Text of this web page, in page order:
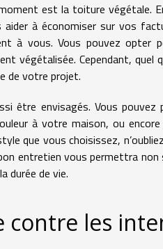
est la toiture végétale.
à économiser sur vos
à vous. Vous pouvez opter
végétalisée. Cependant,
de votre projet.
être envisagés. Vous
à votre maison, ou
que vous choisissez,
entretien vous permettra
durée de vie.
contre les